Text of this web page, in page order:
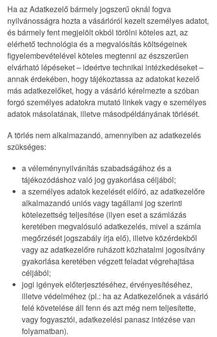
Ha az Adatkezelő bármely jogszerű oknál fogva
nyilvánosságra hozta a vásárlóról kezelt személyes adatot,
és bármely fent megjelölt okból törölni köteles azt, az
elérhető technológia és a megvalósítás költségeinek
figyelembevételével köteles megtenni az észszerűen
elvárható lépéseket – ideértve technikai intézkedéseket –
annak érdekében, hogy tájékoztassa az adatokat kezelő
más adatkezelőket, hogy a vásárló kérelmezte a szóban
forgó személyes adatokra mutató linkek vagy e személyes
adatok másolatának, illetve másodpéldányának törlését.
A törlés nem alkalmazandó, amennyiben az adatkezelés
szükséges:
a véleménynyilvánítás szabadságához és a
tájékozódáshoz való jog gyakorlása céljából;
a személyes adatok kezelését előíró, az adatkezelőre
alkalmazandó uniós vagy tagállami jog szerinti
kötelezettség teljesítése (ilyen eset a számlázás
keretében megvalósuló adatkezelés, mivel a számla
megőrzését jogszabály írja elő), illetve közérdekből
vagy az adatkezelőre ruházott közhatalmi jogosítvány
gyakorlása keretében végzett feladat végrehajtása
céljából;
jogi igények előterjesztéséhez, érvényesítéséhez,
illetve védelméhez (pl.: ha az Adatkezelőnek a vásárló
felé követelése áll fenn és azt még nem teljesítette,
vagy fogyasztói, adatkezelési panasz intézése van
folyamatban).